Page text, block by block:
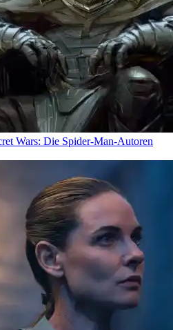
Wars: Die Spider-Man-Autoren